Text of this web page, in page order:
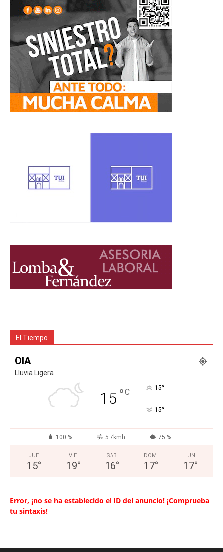
El Tiempo
OIA
Lluvia Ligera
15 °C 15°
15°
100 % 5.7kmh 75 %
JUE
15°
VIE
19°
SAB
16°
DOM
17°
LUN
17°
Error, ¡no se ha establecido el ID del anuncio! ¡Comprueba
tu sintaxis!